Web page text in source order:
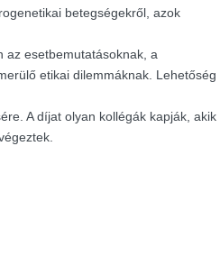
betegségekről, azok
az esetbemutatásoknak, a
etikai dilemmáknak. Lehetőség
A díjat olyan kollégák kapják, akik